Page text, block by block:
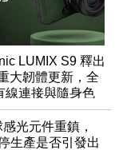
LUMIX S9 釋出
大韌體更新，全
線連接與隨身色
光元件重鎮，
生產是否引發出